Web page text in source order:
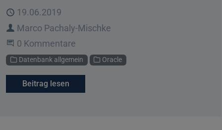
Veröffentlicht
19.06.2019
Autor
Marco Pachaly-Mischke
Beginne eine Unterhaltung
0 Kommentare
Kategorien
Datenbank allgemein Oracle
Beitrag lesen